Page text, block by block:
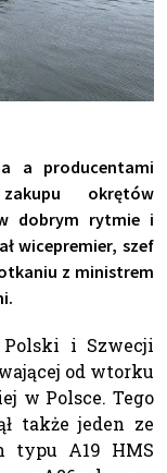
a producentami
okrętów
dobrym rytmie i
wicepremier, szef
z ministrem
i Szwecji
od wtorku
w Polsce. Tego
także jeden ze
typu A19 HMS